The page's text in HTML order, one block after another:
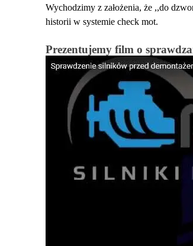
Wychodzimy z założenia, że ,,do
historii w systemie check mot.
Prezentujemy film o